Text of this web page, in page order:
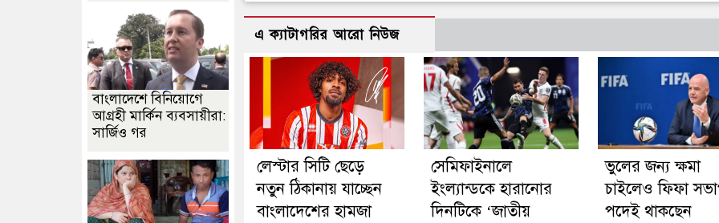
এ ক্যাটাগরির আরো নিউজ
লেস্টার সিটি ছেড়ে
নতুন ঠিকানায় যাচ্ছেন
বাংলাদেশের হামজা
সেমিফাইনালে
ইংল্যান্ডকে হারানোর
দিনটিকে ‘জাতীয়
ভুলের জন্য ক্ষমা
চাইলেও ফিফা
পদেই থাকছেন
বাংলাদেশে বিনিয়োগে
আগ্রহী মার্কিন ব্যবসায়ীরা:
সার্জিও গর